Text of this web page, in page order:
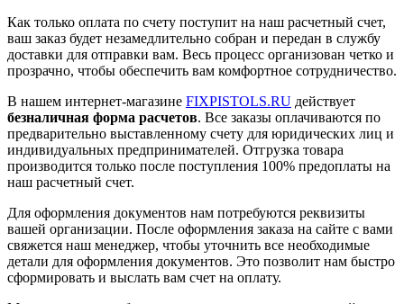
Как только оплата по счету поступит на наш расчетный счет,
ваш заказ будет незамедлительно собран и передан в службу
доставки для отправки вам. Весь процесс организован четко и
прозрачно, чтобы обеспечить вам комфортное сотрудничество.
В нашем интернет-магазине FIXPISTOLS.RU действует
безналичная форма расчетов. Все заказы оплачиваются по
предварительно выставленному счету для юридических лиц и
индивидуальных предпринимателей. Отгрузка товара
производится только после поступления 100% предоплаты на
наш расчетный счет.
Для оформления документов нам потребуются реквизиты
вашей организации. После оформления заказа на сайте с вами
свяжется наш менеджер, чтобы уточнить все необходимые
детали для оформления документов. Это позволит нам быстро
сформировать и выслать вам счет на оплату.